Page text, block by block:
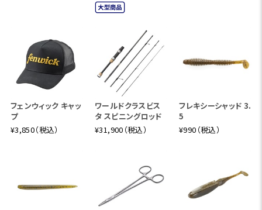
フェンウィック キャッ
プ
¥3,850（税込）
ワールドクラスビス
タ スピニングロッド
¥31,900（税込）
フレキシーシャッド 3.
5
¥990（税込）